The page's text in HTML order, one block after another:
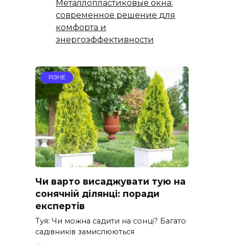
Металлопластиковые окна:
современное решение для
комфорта и
энергоэффективности
РІЗНЕ
Чи варто висаджувати тую на
сонячній ділянці: поради
експертів
Туя: Чи можна садити на сонці? Багато
садівників замислюються